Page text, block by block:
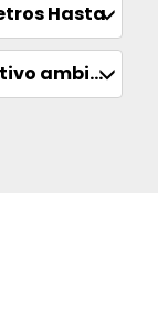
Hasta
ambiental